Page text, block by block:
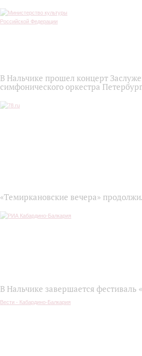
В Нальчике прошел концерт
симфонического оркестра
«Темиркановские вечера»
В Нальчике завершается фестиваль
Вести - Кабардино-Балкария